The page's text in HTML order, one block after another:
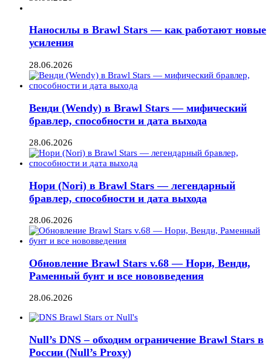
Наносилы в Brawl Stars — как работают новые
усиления
28.06.2026
Венди (Wendy) в Brawl Stars — мифический
бравлер, способности и дата выхода
28.06.2026
Нори (Nori) в Brawl Stars — легендарный
бравлер, способности и дата выхода
28.06.2026
Обновление Brawl Stars v.68 — Нори, Венди,
Раменный бунт и все нововведения
28.06.2026
Null’s DNS – обходим ограничение Brawl Stars в
России (Null’s Proxy)